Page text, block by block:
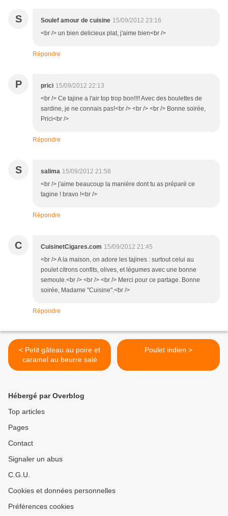
S Soulef amour de cuisine 15/09/2012 23:16
<br /> un bien delicieux plat, j'aime bien<br />
Répondre
P prici 15/09/2012 22:13
<br /> Ce tajine a l'air top trop bon!!!! Avec des boulettes de
sardine, je ne connais pas!<br /> <br /> <br /> Bonne soirée,
Prici<br />
Répondre
S salima 15/09/2012 21:58
<br /> j'aime beaucoup la manière dont tu as préparé ce
tagine ! bravo !<br />
Répondre
C CuisinetCigares.com 15/09/2012 21:45
<br /> A la maison, on adore les tajines : surtout celui au
poulet citrons confits, olives, et légumes avec une bonne
semoule.<br /> <br /> <br /> Merci pour ce partage. Bonne
soirée, Madame "Cuisine".<br />
Répondre
< Petit gâteau au poire et
caramel au beurre salé
Poulet indien >
Hébergé par Overblog
Top articles
Pages
Contact
Signaler un abus
C.G.U.
Cookies et données personnelles
Préférences cookies